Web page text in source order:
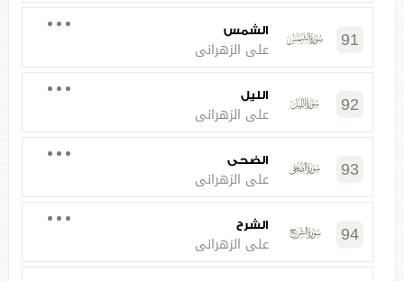
91 الشمس
علي الزهراني
92 الليل
علي الزهراني
93 الضحى
علي الزهراني
94 الشرح
علي الزهراني